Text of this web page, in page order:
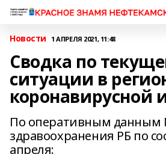
Новости 1 АПРЕЛЯ 2021, 11:48
Сводка по
ситуации в
коронавирусной
По оперативным данным
здравоохранения РБ по
апреля: